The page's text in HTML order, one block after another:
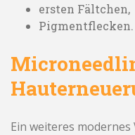
ersten Fältchen,
Pigmentflecken.
Ein weiteres